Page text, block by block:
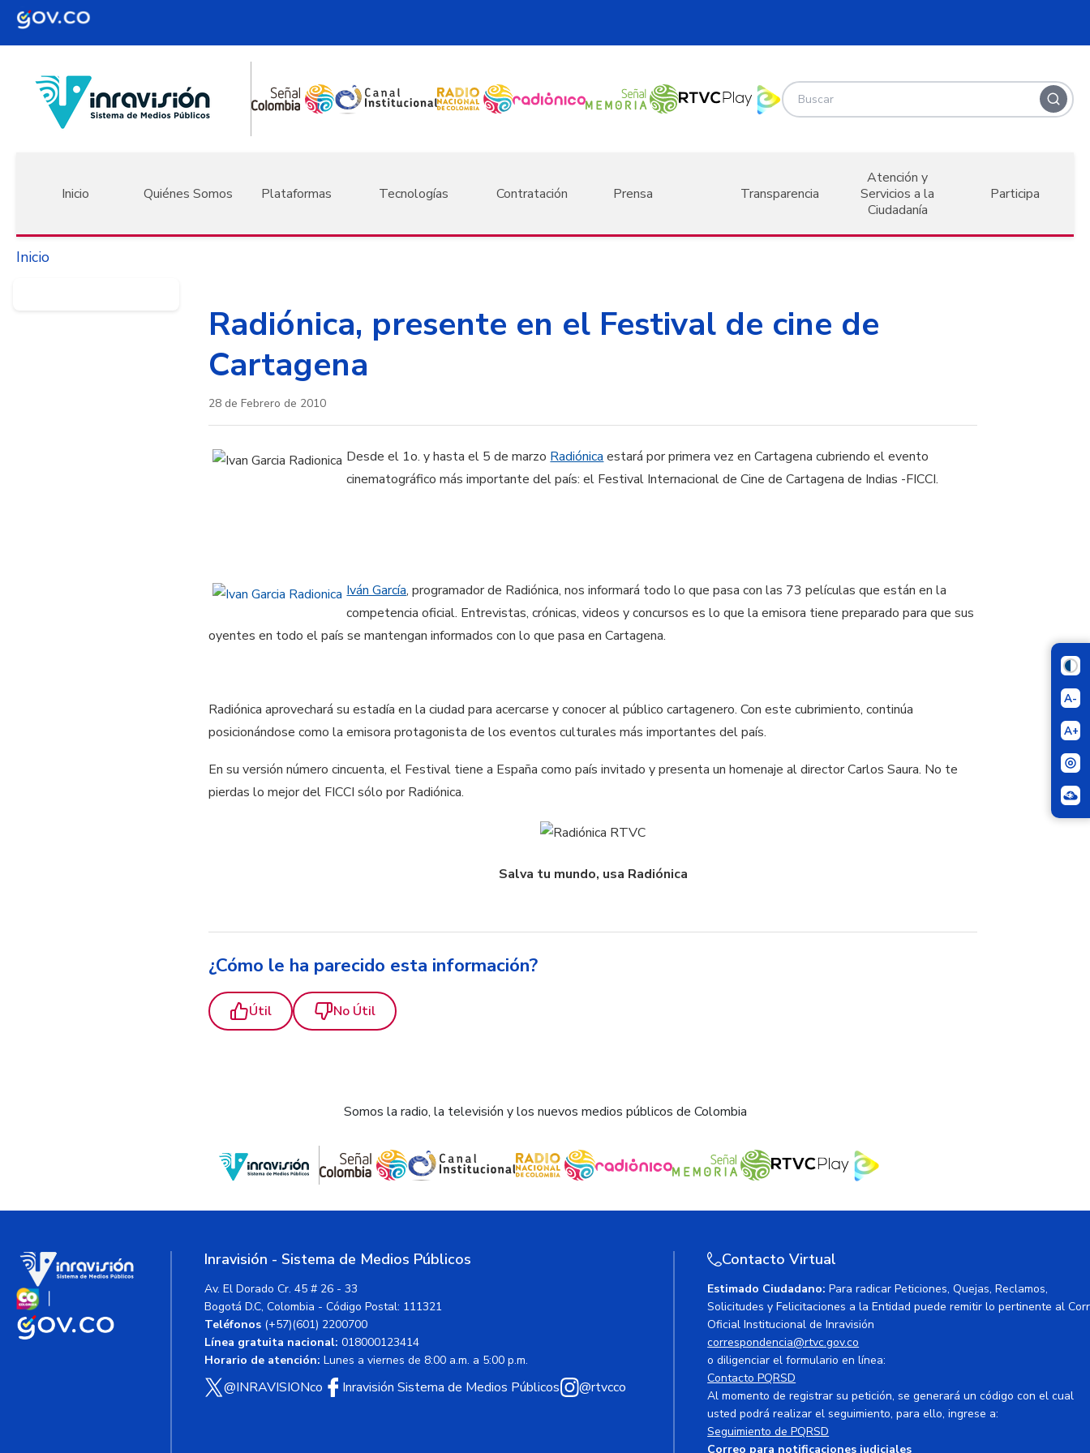
Pasar al contenido principal
Inicio Quiénes Somos Plataformas Tecnologías Contratación Prensa Transparencia
Atención y
Servicios a la
Ciudadanía
Participa
A-
A+
Inicio
Radiónica, presente en el Festival de cine de
Cartagena
28 de Febrero de 2010
Desde el 1o. y hasta el 5 de marzo Radiónica estará por primera vez en Cartagena cubriendo el evento
cinematográfico más importante del país: el Festival Internacional de Cine de Cartagena de Indias -FICCI.
Iván García, programador de Radiónica, nos informará todo lo que pasa con las 73 películas que están en la
competencia oficial. Entrevistas, crónicas, videos y concursos es lo que la emisora tiene preparado para que sus
oyentes en todo el país se mantengan informados con lo que pasa en Cartagena.
Radiónica aprovechará su estadía en la ciudad para acercarse y conocer al público cartagenero. Con este cubrimiento, continúa
posicionándose como la emisora protagonista de los eventos culturales más importantes del país.
En su versión número cincuenta, el Festival tiene a España como país invitado y presenta un homenaje al director Carlos Saura. No te
pierdas lo mejor del FICCI sólo por Radiónica.
Salva tu mundo, usa Radiónica
¿Cómo le ha parecido esta información?
Útil No Útil
Somos la radio, la televisión y los nuevos medios públicos de Colombia
Inravisión - Sistema de Medios Públicos
Av. El Dorado Cr. 45 # 26 - 33
Bogotá D.C, Colombia - Código Postal: 111321
Teléfonos (+57)(601) 2200700
Línea gratuita nacional: 018000123414
Horario de atención: Lunes a viernes de 8:00 a.m. a 5:00 p.m.
@INRAVISIONco Inravisión Sistema de Medios Públicos @rtvcco
Contacto Virtual
Estimado Ciudadano: Para radicar Peticiones, Quejas, Reclamos,
Solicitudes y Felicitaciones a la Entidad puede remitir lo pertinente al
Oficial Institucional de Inravisión
correspondencia@rtvc.gov.co
o diligenciar el formulario en línea:
Contacto PQRSD
Al momento de registrar su petición, se generará un código con el cual
usted podrá realizar el seguimiento, para ello, ingrese a:
Seguimiento de PQRSD
Correo para notificaciones judiciales